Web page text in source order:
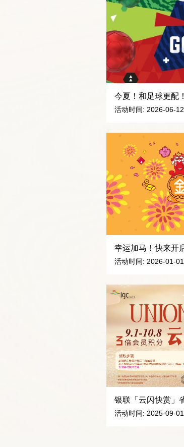
今夏！和足球更配！
活动时间: 2026-06-
幸运加马！快来开
活动时间: 2026-01-
银联「云闪快赏」
活动时间: 2025-09-